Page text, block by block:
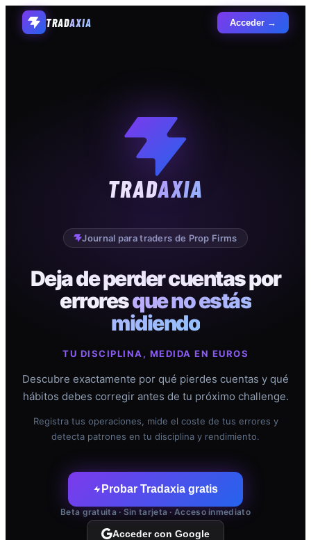
TRADAXIA Acceder →
TRADAXIA
Journal para traders de Prop Firms
Deja de perder cuentas por
erroresque no estás
midiendo
TU DISCIPLINA, MEDIDA EN EUROS
Descubre exactamente por qué pierdes cuentas y qué
hábitos debes corregir antes de tu próximo challenge.
Registra tus operaciones, mide el coste de tus errores y
detecta patrones en tu disciplina y rendimiento.
Probar Tradaxia gratis
Beta gratuita · Sin tarjeta · Acceso inmediato
Acceder con Google